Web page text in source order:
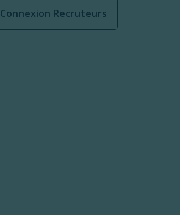
Connexion Recruteurs